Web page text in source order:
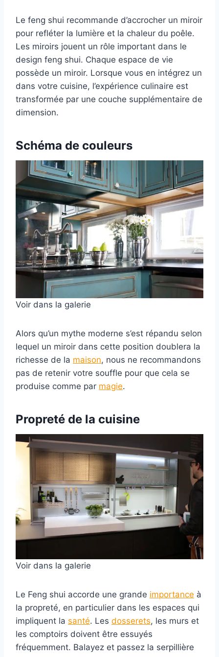
Le feng shui recommande d’accrocher un miroir
pour refléter la lumière et la chaleur du poêle.
Les miroirs jouent un rôle important dans le
design feng shui. Chaque espace de vie
possède un miroir. Lorsque vous en intégrez un
dans votre cuisine, l’expérience culinaire est
transformée par une couche supplémentaire de
dimension.
Schéma de couleurs
Voir dans la galerie
Alors qu’un mythe moderne s’est répandu selon
lequel un miroir dans cette position doublera la
richesse de la maison, nous ne recommandons
pas de retenir votre souffle pour que cela se
produise comme par magie.
Propreté de la cuisine
Voir dans la galerie
Le Feng shui accorde une grande importance à
la propreté, en particulier dans les espaces qui
impliquent la santé. Les dosserets, les murs et
les comptoirs doivent être essuyés
fréquemment. Balayez et passez la serpillière